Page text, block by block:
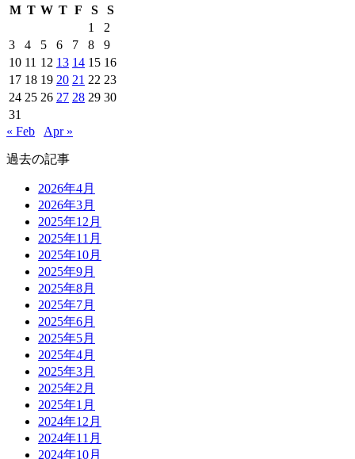
M T W T F S
S
1
2
3
4 5 6 7 8
9
10 11 12 13 14 15 16
17 18 19 20 21 22 23
24 25 26 27 28 29 30
31
« Feb
Apr »
過去の記事
2026年4月
2026年3月
2025年12月
2025年11月
2025年10月
2025年9月
2025年8月
2025年7月
2025年6月
2025年5月
2025年4月
2025年3月
2025年2月
2025年1月
2024年12月
2024年11月
2024年10月